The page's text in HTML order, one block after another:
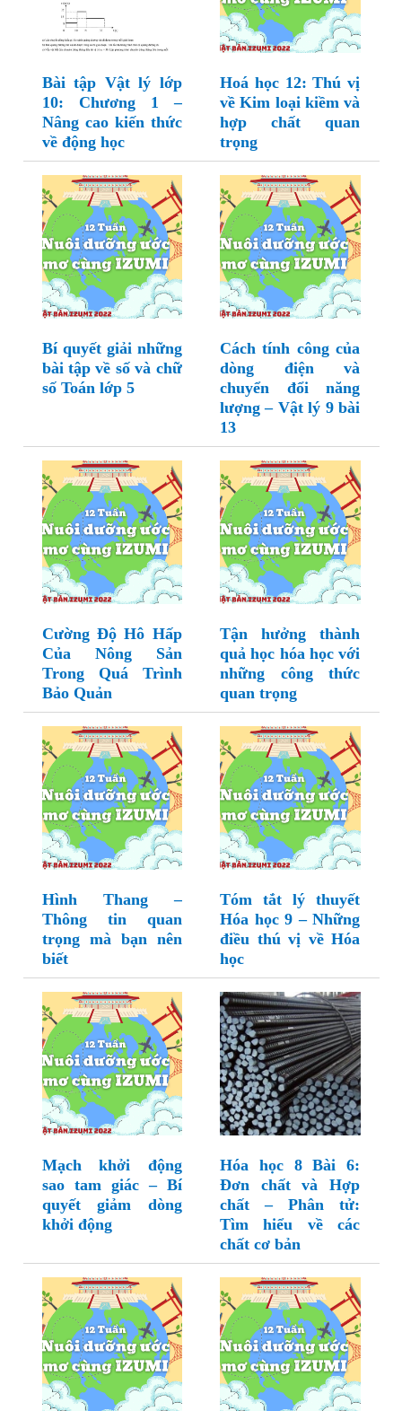
Bài tập Vật lý lớp
10: Chương 1 –
Nâng cao kiến thức
về động học
Hoá học 12: Thú vị
về Kim loại kiềm và
hợp chất quan
trọng
Bí quyết giải những
bài tập về số và chữ
số Toán lớp 5
Cách tính công của
dòng điện và
chuyển đổi năng
lượng – Vật lý 9 bài
13
Cường Độ Hô Hấp
Của Nông Sản
Trong Quá Trình
Bảo Quản
Tận hưởng thành
quả học hóa học với
những công thức
quan trọng
Hình Thang –
Thông tin quan
trọng mà bạn nên
biết
Tóm tắt lý thuyết
Hóa học 9 – Những
điều thú vị về Hóa
học
Mạch khởi động
sao tam giác – Bí
quyết giảm dòng
khởi động
Hóa học 8 Bài 6:
Đơn chất và Hợp
chất – Phân tử:
Tìm hiểu về các
chất cơ bản